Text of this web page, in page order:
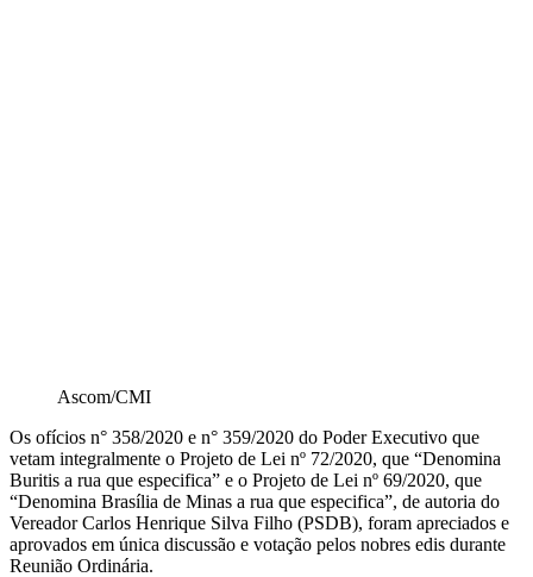
Ascom/CMI
Os ofícios n° 358/2020 e n° 359/2020 do Poder Executivo que
vetam integralmente o Projeto de Lei nº 72/2020, que “Denomina
Buritis a rua que especifica” e o Projeto de Lei nº 69/2020, que
“Denomina Brasília de Minas a rua que especifica”, de autoria do
Vereador Carlos Henrique Silva Filho (PSDB), foram apreciados e
aprovados em única discussão e votação pelos nobres edis durante
Reunião Ordinária.